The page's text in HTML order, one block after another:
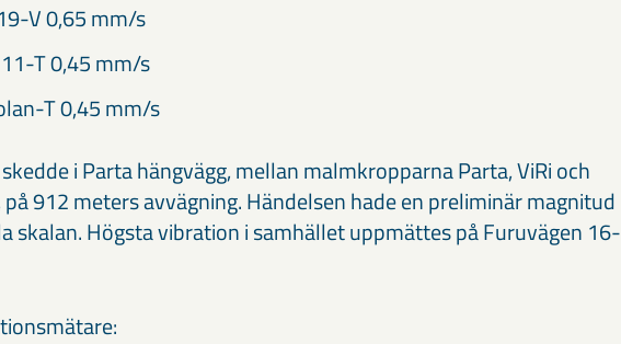
V 0,65 mm/s
T 0,45 mm/s
T 0,45 mm/s
i Parta hängvägg, mellan malmkropparna Parta, ViRi och
912 meters avvägning. Händelsen hade en preliminär magnitud
skalan. Högsta vibration i samhället uppmättes på Furuvägen 16-